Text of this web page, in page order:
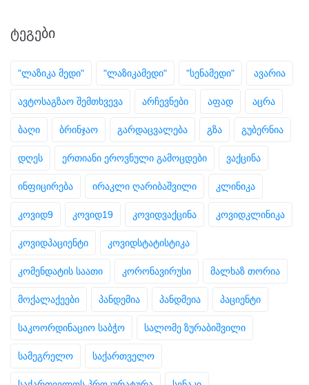
ᲢᲔᲒᲔᲑᲘ
"ლაზიკა მედი" "ლაზიკამედი" "სენამედი" ავარია
ავტოსაგზაო შემთხვევა არჩევნები აფად აცრა
ბაღი ბრინჯაო გარდაცვალება გზა გუბერნია
დღეს ერთიანი ეროვნული გამოცდები ვაქცინა
ინფიცირება ირაკლი ღარიბაშვილი კლინიკა
კოვიდ9 კოვიდ19 კოვიდვაქცინა კოვიდკლინიკა
კოვიდპაციენტი კოვიდსტატისტიკა
კომენდატის საათი კორონავირუსი მალხაზ თორია
მოქალაქეები პანდემია პანდმეია პაციენტი
საკოორდინაციო საბჭო სალომე ზურაბიშვილი
სამეგრელო საქართველო